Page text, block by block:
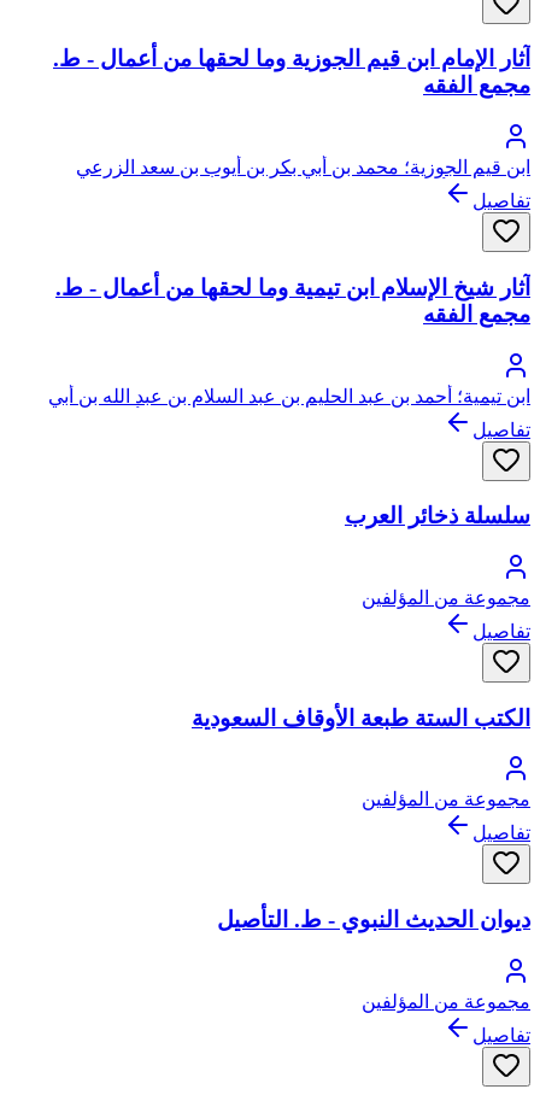
آثار الإمام ابن قيم الجوزية وما لحقها من أعمال - ط.
مجمع الفقه
ابن قيم الجوزية؛ محمد بن أبي بكر بن أيوب بن سعد الزرعي
الدمشقي، أبو عبد الله، شمس الدين
تفاصيل
آثار شيخ الإسلام ابن تيمية وما لحقها من أعمال - ط.
مجمع الفقه
ابن تيمية؛ أحمد بن عبد الحليم بن عبد السلام بن عبد الله بن أبي
القاسم الخضر النميري الحراني الدمشقي الحنبلي، أبو العباس، تقي
الدين ابن تيمية
تفاصيل
سلسلة ذخائر العرب
مجموعة من المؤلفين
تفاصيل
الكتب الستة طبعة الأوقاف السعودية
مجموعة من المؤلفين
تفاصيل
ديوان الحديث النبوي - ط. التأصيل
مجموعة من المؤلفين
تفاصيل